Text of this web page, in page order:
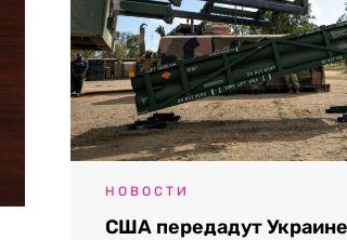
НОВОСТИ
США передадут